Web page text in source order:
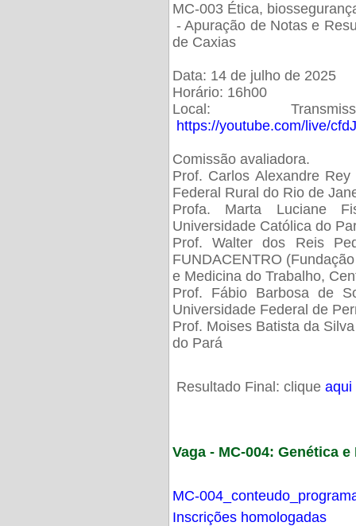
MC-003 Ética,
- Apuração de Notas e
de Caxias
Data: 14 de julho de 2025
Horário: 16h00
Local:
https://youtube.com/live/
Comissão avaliadora.
Prof. Carlos Alexandre
Federal Rural do Rio de
Profa. Marta Luciane
Universidade Católica do
Prof. Walter dos Reis
FUNDACENTRO
e Medicina do Trabalho,
Prof. Fábio Barbosa de
Universidade Federal de
Prof. Moises Batista da
do Pará
Resultado Final: clique aqui
Vaga - MC-004: Genética
MC-
Inscrições homologadas